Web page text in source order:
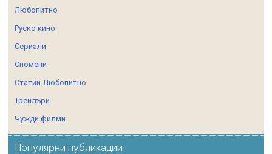
Любопитно
Руско кино
Сериали
Спомени
Статии-Любопитно
Трейлъри
Чужди филми
Популярни публикации